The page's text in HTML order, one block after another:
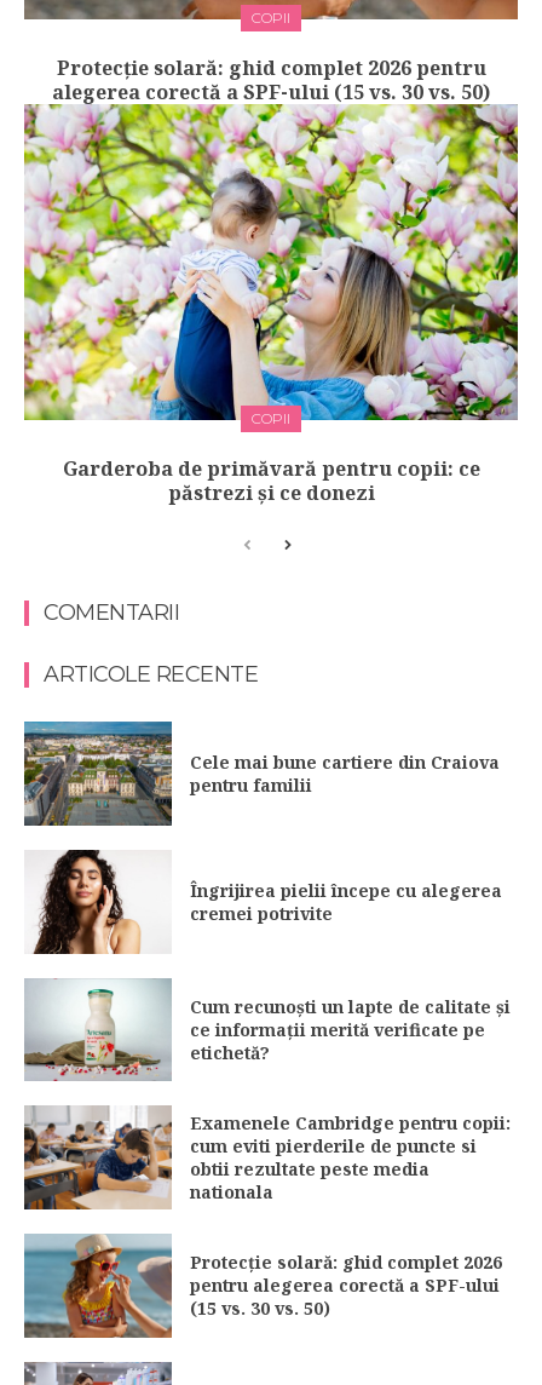
COPII
Protecție solară: ghid complet 2026 pentru
alegerea corectă a SPF-ului (15 vs. 30 vs. 50)
COPII
Garderoba de primăvară pentru copii: ce
păstrezi și ce donezi
COMENTARII
ARTICOLE RECENTE
Cele mai bune cartiere din Craiova
pentru familii
Îngrijirea pielii începe cu alegerea
cremei potrivite
Cum recunoști un lapte de calitate și
ce informații merită verificate pe
etichetă?
Examenele Cambridge pentru copii:
cum eviti pierderile de puncte si
obtii rezultate peste media
nationala
Protecție solară: ghid complet 2026
pentru alegerea corectă a SPF-ului
(15 vs. 30 vs. 50)